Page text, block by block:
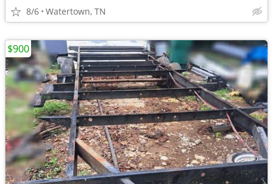
8/6 Watertown, TN
$900